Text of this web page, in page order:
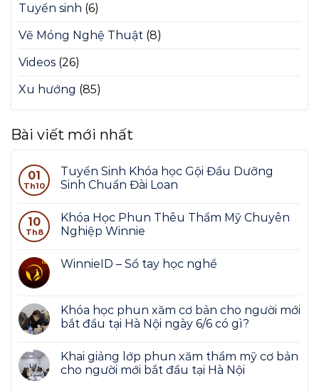
Tuyển sinh (6)
Vẽ Móng Nghệ Thuật (8)
Videos (26)
Xu hướng (85)
Bài viết mới nhất
01
Th10
Tuyển Sinh Khóa học Gội Đầu Dưỡng
Sinh Chuẩn Đài Loan
10
Th8
Khóa Học Phun Thêu Thẩm Mỹ Chuyên
Nghiệp Winnie
WinnieID – Sổ tay học nghề
Khóa học phun xăm cơ bản cho người mới
bắt đầu tại Hà Nội ngày 6/6 có gì?
Khai giảng lớp phun xăm thẩm mỹ cơ bản
cho người mới bắt đầu tại Hà Nội